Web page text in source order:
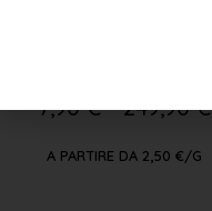
7,90€ - 249,90€
A PARTIRE DA 2,50 €/G